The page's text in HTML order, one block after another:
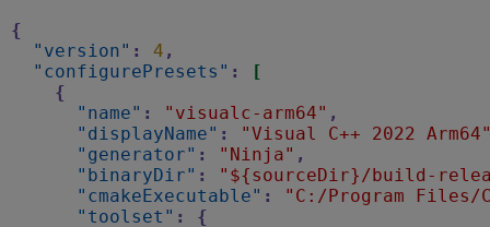
{
"version" : 4 ,
"configurePresets" :
[
{
"name" : "visualc-arm64" ,
"displayName" :
"Visual C++ 2022
"generator" : "Ninja" ,
"binaryDir" :
"${sourceDir}/build-
"cmakeExecutable" :
"C:/Program Files/
"toolset" :
{